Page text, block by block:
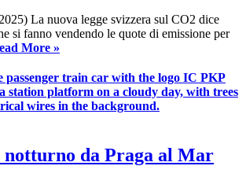
La nuova legge svizzera sul CO2 dice
si fanno vendendo le quote di emissione per
More »
notturno
Basilea–
Copenaghen–
cancellato
notturno da Praga al Mar